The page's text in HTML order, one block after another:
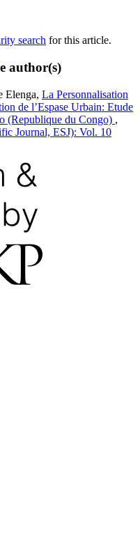
search for this article.
author(s)
Elenga, La Personnalisation
de l’Espase Urbain: Etude
(Republique du Congo) ,
Journal, ESJ): Vol. 10